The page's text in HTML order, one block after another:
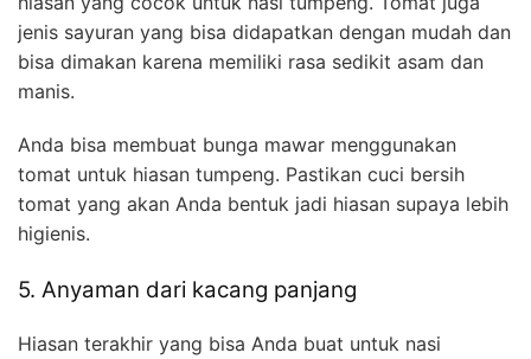
jenis sayuran yang bisa didapatkan dengan mudah dan
bisa dimakan karena memiliki rasa sedikit asam dan
manis.
Anda bisa membuat bunga mawar menggunakan
tomat untuk hiasan tumpeng. Pastikan cuci bersih
tomat yang akan Anda bentuk jadi hiasan supaya lebih
higienis.
5. Anyaman dari kacang panjang
Hiasan terakhir yang bisa Anda buat untuk nasi